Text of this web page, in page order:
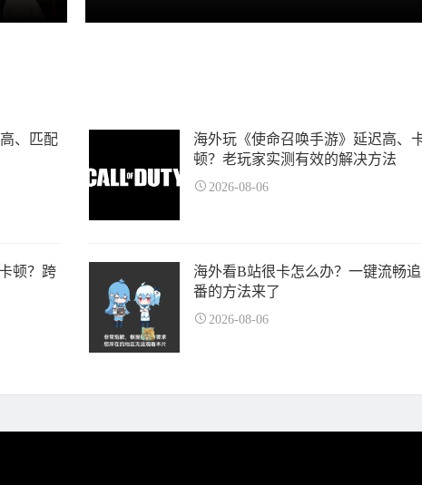
、匹配
海外玩《使命召唤手游》延迟高、
顿？老玩家实测有效的解决方法
2026-08-06
顿？跨
海外看B站很卡怎么办？一键流畅追
番的方法来了
2026-08-06